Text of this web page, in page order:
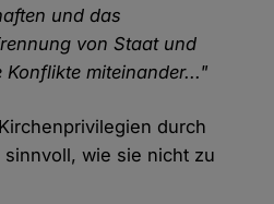
und das
von Staat und
Konflikte miteinander..."
durch
wie sie nicht zu